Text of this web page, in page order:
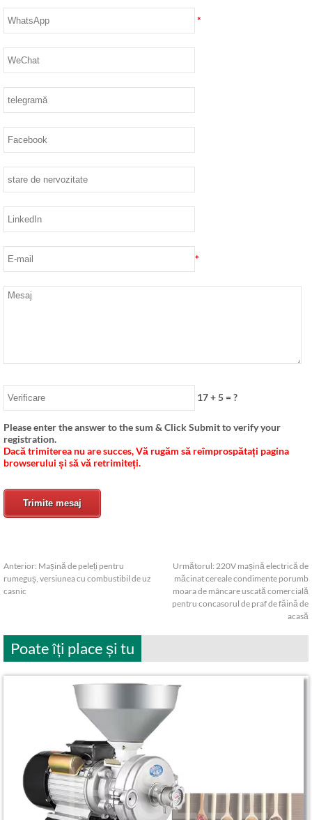
*
*
17+5= ?
Please enter the answer to the sum & Click Submit to verify your
registration.
Dacă trimiterea nu are succes, Vă rugăm să reîmprospătați pagina
browserului și să vă retrimiteți.
Trimite mesaj
Anterior: Mașină de peleți pentru
rumeguș, versiunea cu combustibil de uz
casnic
Următorul: 220V mașină electrică de
măcinat cereale condimente porumb
moara de mâncare uscată comercială
pentru concasorul de praf de făină de
acasă
Poate îți place și tu